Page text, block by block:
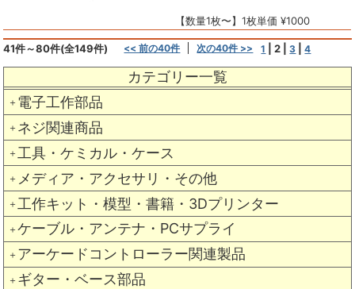
カテゴリー一覧
＋ 電子工作部品
＋ ネジ関連商品
＋ 工具・ケミカル・ケース
＋ メディア・アクセサリ・その他
＋ 工作キット・模型・書籍・3Dプリンター
＋ ケーブル・アンテナ・PCサプライ
＋ アーケードコントローラー関連製品
＋ ギター・ベース部品
【数量1枚〜】1枚単価 ¥1000
41件～80件(全149件) << 前の40件 次の40件 >> 1 |2 |3 |4